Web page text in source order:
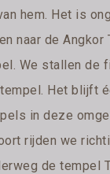
hem. Het is
naar de Angkor
We stallen de
Het blijft
in deze
rijden we
de tempel